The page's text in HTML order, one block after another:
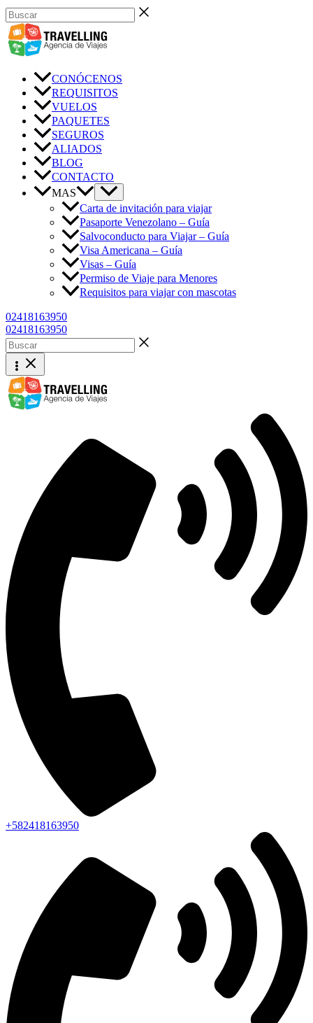
Ir
al
contenido
Buscar
CONÓCENOS
REQUISITOS
VUELOS
PAQUETES
SEGUROS
ALIADOS
BLOG
CONTACTO
MAS
Carta de invitación para viajar
Pasaporte Venezolano – Guía
Salvoconducto para Viajar – Guía
Visa Americana – Guía
Visas – Guía
Permiso de Viaje para Menores
Requisitos para viajar con mascotas
02418163950
02418163950
Buscar
+582418163950